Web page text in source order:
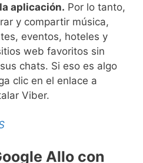
aplicación. Por lo tanto,
y compartir música,
eventos, hoteles y
web favoritos sin
chats. Si eso es algo
clic en el enlace a
Viber.
Allo con